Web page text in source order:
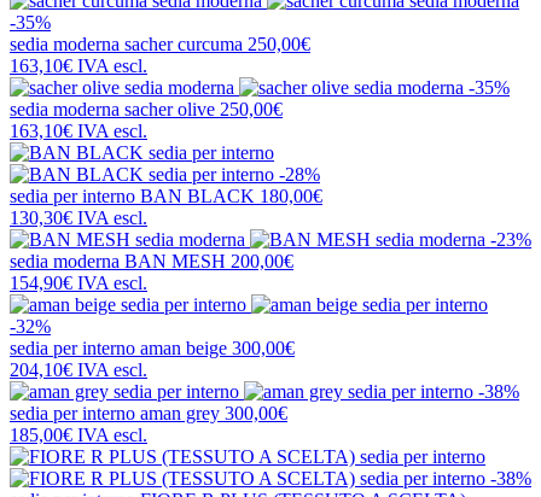
-35%
sedia moderna sacher curcuma 250,00€
163,10€ IVA escl.
-35%
sedia moderna sacher olive 250,00€
163,10€ IVA escl.
-28%
sedia per interno BAN BLACK 180,00€
130,30€ IVA escl.
-23%
sedia moderna BAN MESH 200,00€
154,90€ IVA escl.
-32%
sedia per interno aman beige 300,00€
204,10€ IVA escl.
-38%
sedia per interno aman grey 300,00€
185,00€ IVA escl.
-38%